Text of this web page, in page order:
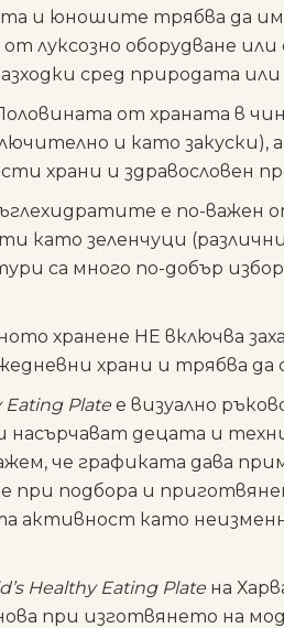
и юношите трябва да
луксозно оборудване
сред природата или
от храната в
и като закуски),
храни и здравословен
е по-важен
като зеленчуци
са много по-добър
хранене НЕ включва
храни и трябва
Eating Plate е визуално
насърчават децата и
че графиката дава
при подбора и
активност като
Healthy Eating Plate на
при изготвянето на